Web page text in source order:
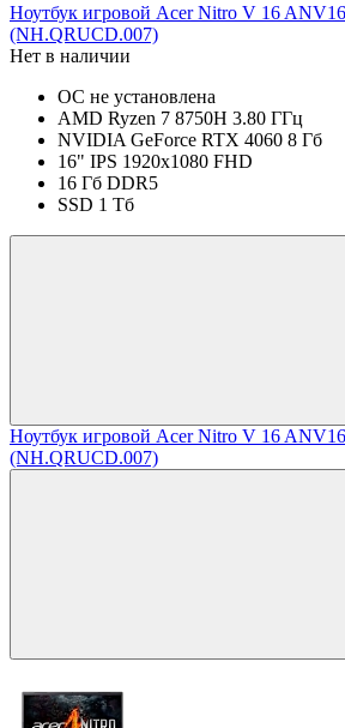
Ноутбук игровой Acer Nitro V 16
(NH.QRUCD.007)
Нет в наличии
ОС не установлена
AMD Ryzen 7 8750H 3.80 ГГц
NVIDIA GeForce RTX 4060 8 Гб
16" IPS 1920x1080 FHD
16 Гб DDR5
SSD 1 Тб
Ноутбук игровой Acer Nitro V 16
(NH.QRUCD.007)